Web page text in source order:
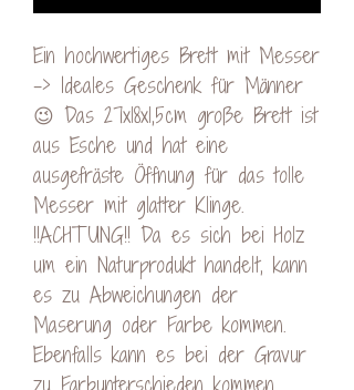
Ein hochwertiges Brett mit Messer
-> Ideales Geschenk für Männer
😉 Das 27x18x1,5cm große Brett ist
aus Esche und hat eine
ausgefräste Öffnung für das tolle
Messer mit glatter Klinge.
!!ACHTUNG!! Da es sich bei Holz
um ein Naturprodukt handelt, kann
es zu Abweichungen der
Maserung oder Farbe kommen.
Ebenfalls kann es bei der Gravur
zu Farbunterschieden kommen.